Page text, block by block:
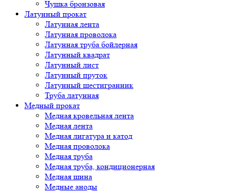
Чушка бронзовая
Латунный прокат
Латунная лента
Латунная проволока
Латунная труба бойлерная
Латунный квадрат
Латунный лист
Латунный пруток
Латунный шестигранник
Труба латунная
Медный прокат
Медная кровельная лента
Медная лента
Медная лигатура и катод
Медная проволока
Медная труба
Медная труба, кондиционерная
Медная шина
Медные аноды